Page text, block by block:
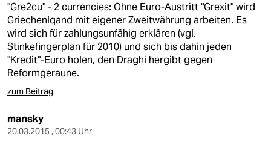
"Gre2cu" - 2 currencies: Ohne Euro-Austritt "Grexit" wird
Griechenlqand mit eigener Zweitwährung arbeiten. Es
wird sich für zahlungsunfähig erklären (vgl.
Stinkefingerplan für 2010) und sich bis dahin jeden
"Kredit"-Euro holen, den Draghi hergibt gegen
Reformgeraune.
zum Beitrag
mansky
20.03.2015 , 00:43 Uhr